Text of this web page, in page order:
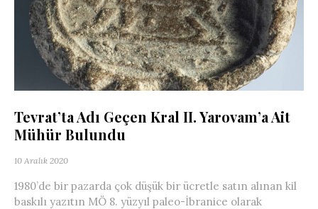
Tevrat’ta Adı Geçen Kral II. Yarovam’a Ait
Mühür Bulundu
10 Aralık 2020
1980’de bir pazarda çok düşük bir ücretle satın alınan kil
baskılı yazıtın MÖ 8. yüzyıl paleo-İbranice olarak